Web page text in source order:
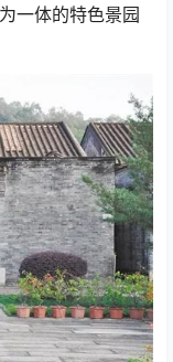
一体的特色景园